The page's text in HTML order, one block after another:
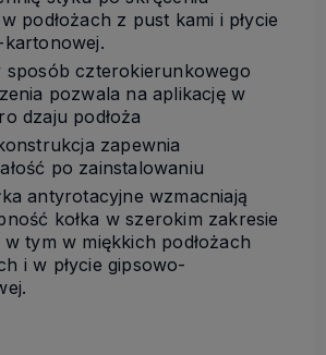
podłożach z pust­ kami i płycie
sposób czterokierunkowego
pozwala na aplikację w
dzaju podłoża
zapewnia
po zainstalowaniu
antyrotacyjne wzmacniają
kołka w szerokim zakresie
w tym w miękkich podłożach
i w płycie gipsowo-